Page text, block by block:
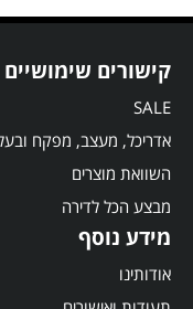
קישורים שימושיים
SALE
אדריכל, מעצב, מפקח
השוואת מוצרים
מבצע הכל לדירה
מידע נוסף
אודותינו